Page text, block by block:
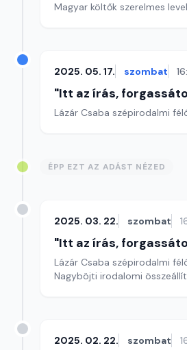
Magyar költők szerelmes
2025. 05. 17. szombat
"Itt az írás,
Lázár Csaba szépirodalmi
ÉPP EZT AZ ADÁST NÉZED
2025. 03. 22. szombat
"Itt az írás,
Lázár Csaba szépirodalmi
Nagyböjti irodalomi
2025. 02. 22. szombat